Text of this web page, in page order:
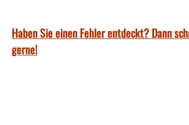
Haben Sie einen Fehler entdeckt? Dann
gerne!